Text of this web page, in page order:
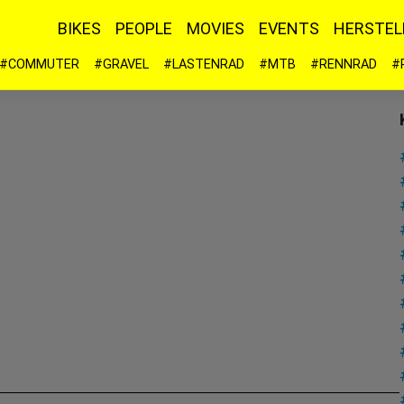
BIKES PEOPLE MOVIES EVENTS
#COMMUTER #GRAVEL #LASTENRAD #MTB #RENNRAD